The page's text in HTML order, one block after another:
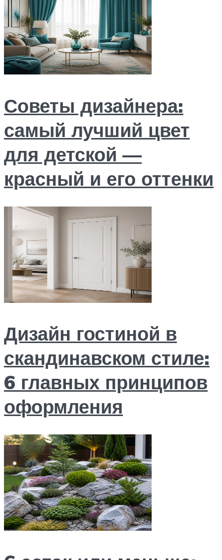
Советы дизайнера:
самый лучший цвет
для детской —
красный и его оттенки
Дизайн гостиной в
скандинавском стиле:
6 главных принципов
оформления